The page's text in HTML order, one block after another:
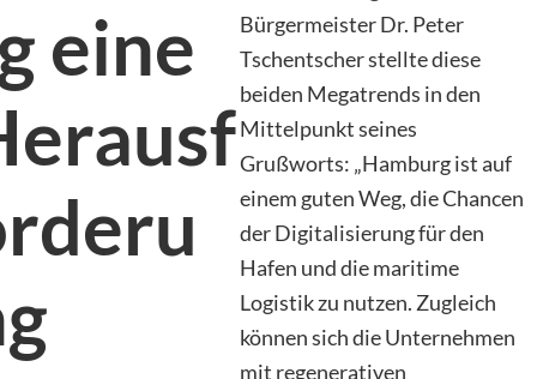
eine
Bürgermeister Dr. Peter
Tschentscher stellte diese
beiden Megatrends in den
Mittelpunkt seines
Grußworts: „Hamburg ist auf
einem guten Weg, die Chancen
der Digitalisierung für den
Hafen und die maritime
Logistik zu nutzen. Zugleich
können sich die Unternehmen
mit regenerativen